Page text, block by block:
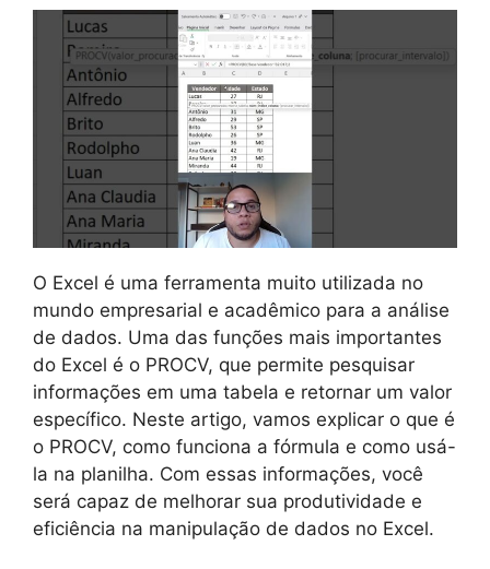
O Excel é uma ferramenta muito utilizada no
mundo empresarial e acadêmico para a análise
de dados. Uma das funções mais importantes
do Excel é o PROCV, que permite pesquisar
informações em uma tabela e retornar um valor
específico. Neste artigo, vamos explicar o que é
o PROCV, como funciona a fórmula e como usá-
la na planilha. Com essas informações, você
será capaz de melhorar sua produtividade e
eficiência na manipulação de dados no Excel.